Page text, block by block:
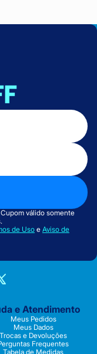
válido somente
de Usoe Aviso de
e Atendimento
Meus Pedidos
Meus Dados
Trocas e Devoluções
Frequentes
Tabela de Medidas